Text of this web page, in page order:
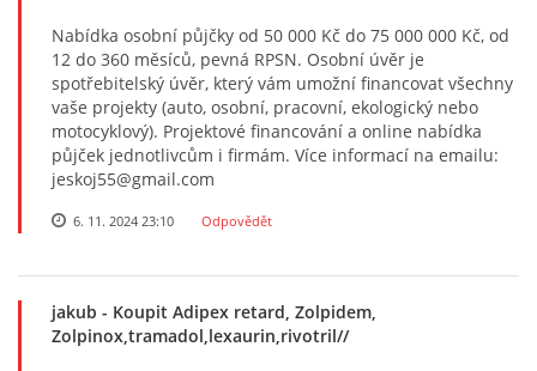
Nabídka osobní půjčky od 50 000 Kč do 75 000 000 Kč, od
12 do 360 měsíců, pevná RPSN. Osobní úvěr je
spotřebitelský úvěr, který vám umožní financovat všechny
vaše projekty (auto, osobní, pracovní, ekologický nebo
motocyklový). Projektové financování a online nabídka
půjček jednotlivcům i firmám. Více informací na emailu:
jeskoj55@gmail.com
6. 11. 2024 23:10 Odpovědět
jakub - Koupit Adipex retard, Zolpidem,
Zolpinox,tramadol,lexaurin,rivotril//